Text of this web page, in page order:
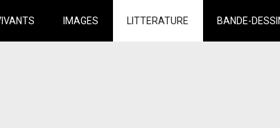
IMAGES LITTERATURE BANDE-